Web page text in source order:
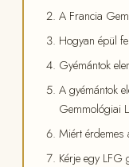
A Francia
Hogyan épül
Gyémántok
A gyémántok
Gemmológiai
Miért érdemes
Kérje egy LFG